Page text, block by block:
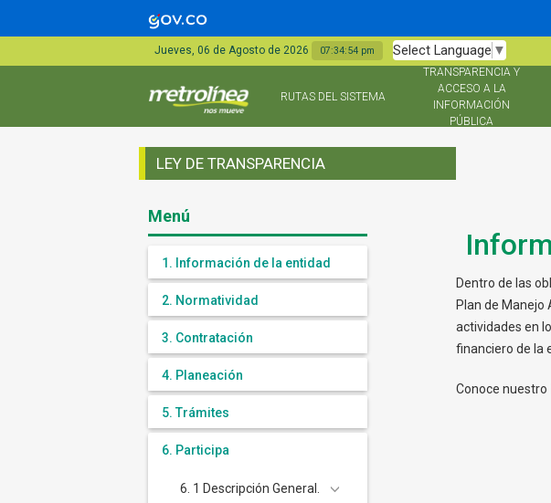
Jueves, 06 de Agosto de 2026 07:34:55 pm Select Language ▼
RUTAS DEL SISTEMA
TRANSPARENCIA Y
ACCESO A LA
INFORMACIÓN
PÚBLICA
LEY DE TRANSPARENCIA
Menú
1. Información de la entidad
2. Normatividad
3. Contratación
4. Planeación
5. Trámites
6. Participa
6. 1 Descripción General.
Dentro de las
Plan de
actividades en
financiero de la
Conoce nuestro